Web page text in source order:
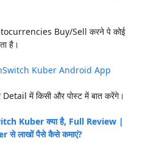
Buy/Sell करने पे कोई
है।
Kuber Android App
में किसी और पोस्ट में बात करेंगे।
Kuber क्या है, Full Review |
से लाखों पैसे कैसे कमाएं?